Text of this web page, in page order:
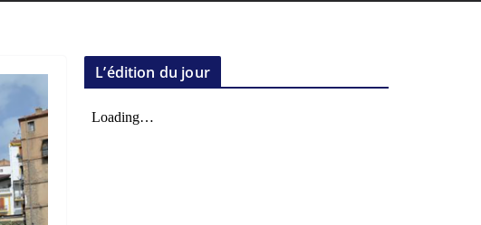
L’édition du jour